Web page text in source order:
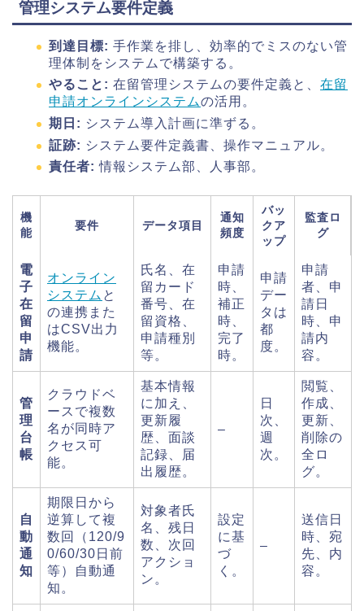
管理システム要件定義
到達目標: 手作業を排し、効率的でミスのない管
理体制をシステムで構築する。
やること: 在留管理システムの要件定義と、 在留
申請オンラインシステムの活用。
期日: システム導入計画に準ずる。
証跡: システム要件定義書、操作マニュアル。
責任者: 情報システム部、人事部。
機
能
要件 データ項目
通知
頻度
バッ
クア
ップ
監査ロ
グ
電
子
在
留
申
請
オンライン
システム と
の連携また
はCSV出力
機能。
氏名、在
留カード
番号、在
留資格、
申請種別
等。
申請
時、
補正
時、
完了
時。
申請
デー
タは
都
度。
申請
者、申
請日
時、申
請内
容。
管
理
台
帳
クラウドベ
ースで複数
名が同時ア
クセス可
能。
基本情報
に加え、
更新履
歴、面談
記録、届
出履歴。
–
日
次、
週
次。
閲覧、
作成、
更新、
削除の
全ロ
グ。
自
動
通
知
期限日から
逆算して複
数回（120/9
0/60/30日前
等）自動通
知。
対象者氏
名、残日
数、次回
アクショ
ン。
設定
に基
づ
く。
–
送信日
時、宛
先、内
容。